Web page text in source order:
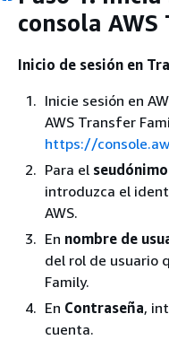
consola
Inicio de sesión en
Inicie sesión en
AWS Transfer
https://
Para el
introduzca el
AWS.
En nombre de
del rol de usuario
Family.
En Contraseña,
cuenta.